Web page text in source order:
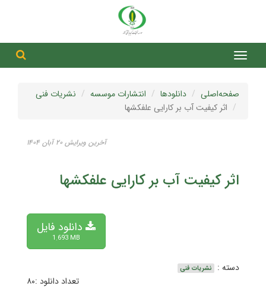
صفحه‌اصلی دانلودها انتشارات موسسه
نشریات فنی
اثر کیفیت آب بر کارایی علفکشها
آخرین ویرایش ۲۰ آبان ۱۴۰۴
اثر کیفیت آب بر کارایی علفکشها
دانلود فایل
1.693 MB
دسته : نشریات فنی
تعداد دانلود :۸۰